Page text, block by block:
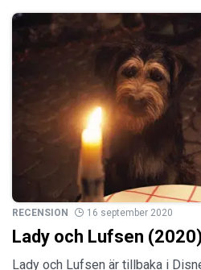
RECENSION 16 september 2020
Lady och Lufsen (2020)
Lady och Lufsen är tillbaka i